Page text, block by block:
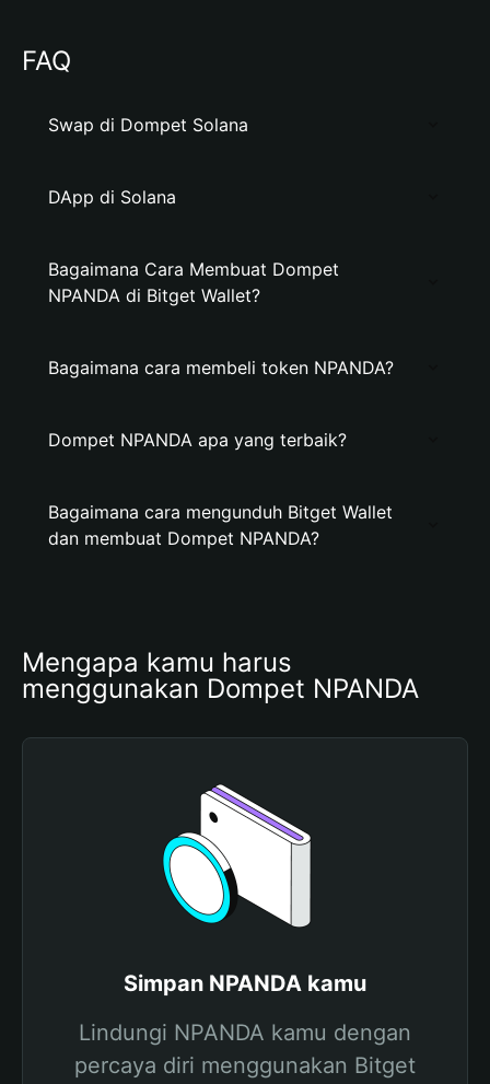
FAQ
Swap di Dompet Solana
DApp di Solana
Bagaimana Cara Membuat Dompet
NPANDA di Bitget Wallet?
Bagaimana cara membeli token NPANDA?
Dompet NPANDA apa yang terbaik?
Bagaimana cara mengunduh Bitget Wallet
dan membuat Dompet NPANDA?
Mengapa kamu harus
menggunakan Dompet NPANDA
Simpan NPANDA kamu
Lindungi NPANDA kamu dengan
percaya diri menggunakan Bitget